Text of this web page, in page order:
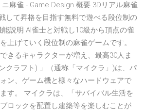
麻雀 - Game Design 概要 3Dリアル麻雀
して昇格を目指す無料で遊べる段位制の
説明 AI雀士と対戦し10級から頂点の雀
上げていく段位制の麻雀ゲームです。
きるキャラクターが増え、最高30人ま
クラフト) 」（通称「マイクラ」)は、パ
ン、ゲーム機と様々なハードウェアで
す。 マイクラは、「サバイバル生活を
ロックを配置し建築等を楽しむことが